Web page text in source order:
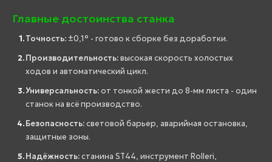
Главные достоинства станка
Точность: ±0,1° - готово к сборке без доработки.
Производительность:высокая скорость холостых
ходов и автоматический цикл.
Универсальность:от тонкой жести до 8-мм листа - один
станок на всё производство.
Безопасность:световой барьер, аварийная остановка,
защитные зоны.
Надёжность:станина ST44, инструмент Rolleri,